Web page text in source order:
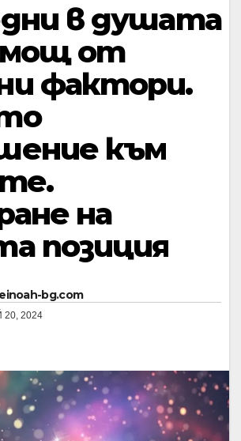
в душата
от
фактори.
към
на
позиция
bg.com
20, 2024